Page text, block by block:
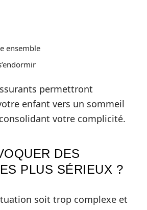
ensemble
permettront
enfant vers un sommeil
votre complicité.
DES
PLUS SÉRIEUX ?
soit trop complexe et